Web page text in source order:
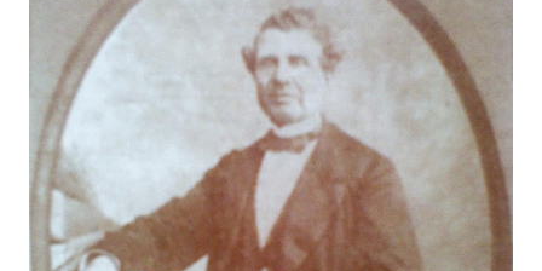
estudos, e então passou a colocar o trabalho em primeiro
plano para auxiliar na renda familiar. No comércio foi
garçon, dono de bar, de armarinho e depois de uma
panificação. “Ao contrário de muitos, que renegam suas
raízes e procuram obscurecer seu passado, orgulhava-se
em defender o pão como garçon, tendo incontáveis vezes
que trabalhar copiosamente fora de seu horário normal em
trocas de gorjetas que c...